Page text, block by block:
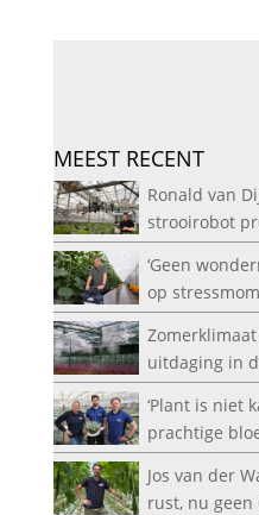
MEEST RECENT
Ronald van
strooirobot
‘Geen
op
uitdaging in
‘Plant is niet
prachtige
Jos van der
rust, nu geen